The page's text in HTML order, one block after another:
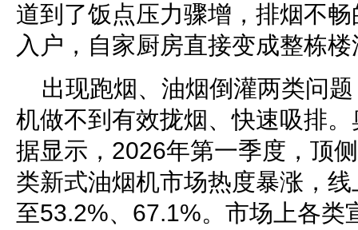
道到了饭点压力骤增，排烟不
入户，自家厨房直接变成整栋
出现跑烟、油烟倒灌两类问
机做不到有效拢烟、快速吸排
据显示，2026年第一季度，顶
类新式油烟机市场热度暴涨，
至53.2%、67.1%。市场上各类